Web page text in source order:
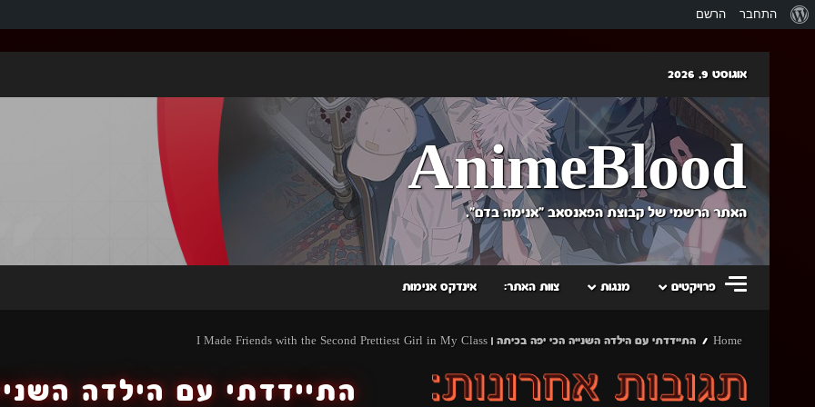
אודות
התחבר הרשם
content
אוגוסט 9, 2026
AnimeBlood
האתר הרשמי של קבוצת הפאנסאב "אנימה בדם".
פרויקטים מנגות צוות האתר: אינדקס אנימות
Home התיידדתי עם הילדה השנייה הכי יפה בכיתה | I Made Friends with the Second Prettiest Girl in My Class